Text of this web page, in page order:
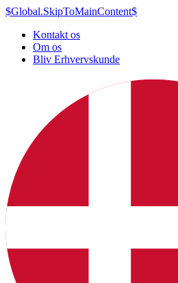
$Global.SkipToMainContent$
Kontakt os
Om os
Bliv Erhvervskunde